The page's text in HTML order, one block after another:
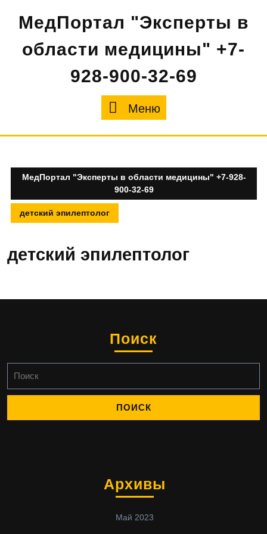
содержимому
МедПортал "Эксперты в
области медицины" +7-
928-900-32-69
Меню
МедПортал "Эксперты в области медицины" +7-928-
900-32-69
детский эпилептолог
детский эпилептолог
Поиск
Архивы
Май 2023